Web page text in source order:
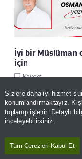
Sizlere daha iyi hizmet
konumlandırmaktayız.
toplanıp işlenir. Detaylı
inceleyebilirsiniz.
Tüm Çerezleri Kabul Et
İyi bir Müslüman
için
Kaydet